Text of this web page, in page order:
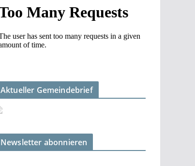
Aktueller Gemeindebrief
Newsletter abonnieren